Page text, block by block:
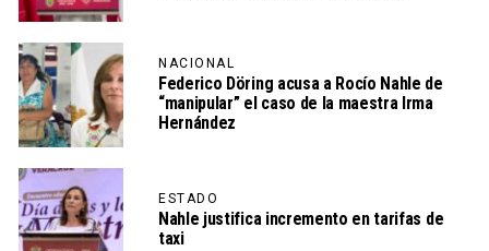
NACIONAL
Federico Döring acusa a Rocío Nahle de
“manipular” el caso de la maestra Irma
Hernández
ESTADO
Nahle justifica incremento en tarifas de
taxi